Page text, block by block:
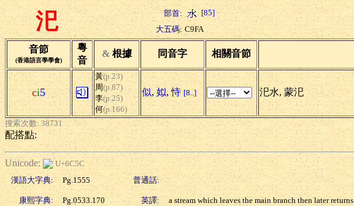
汜 部首: [85]
大五碼: C9FA
音節
(香港語言學學會)
粵
音
& 根據 同音字 相關音節
ci5
黃(p.23)
周(p.87)
李(p.25)
何(p.166)
似, 姒,恃 [8..] 汜水, 蒙汜
搜索次數: 38731
配搭點:
Unicode:
U+6C5C
漢語大字典:
Pg.1555 普通話:
康熙字典: Pg.0533.170 英譯: a stream which leaves the main branch then later returns